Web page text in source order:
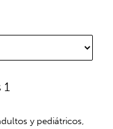
y pediátricos,